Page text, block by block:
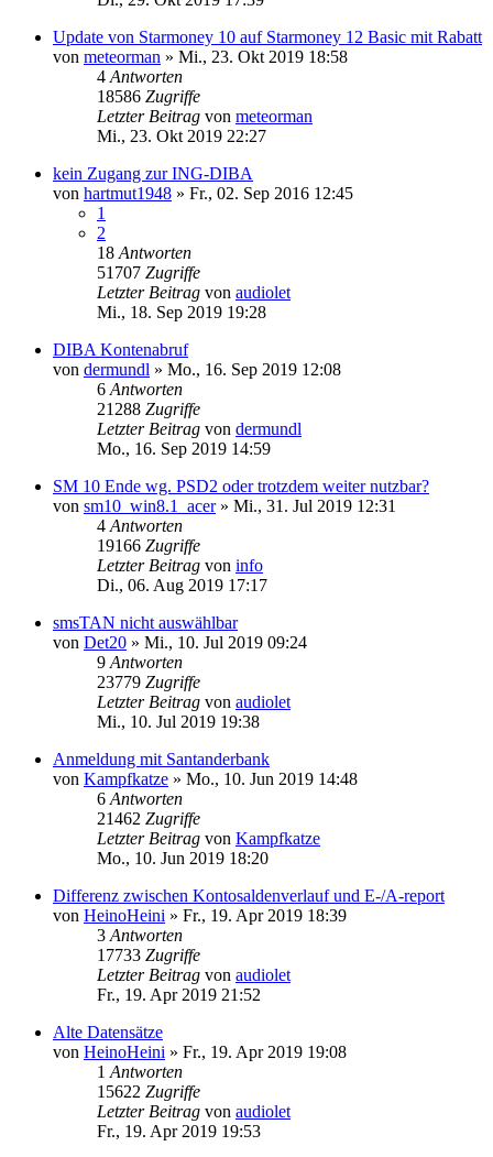
Update von Starmoney 10 auf Starmoney 12 Basic mit Rabatt
von meteorman » Mi., 23. Okt 2019 18:58
4 Antworten
18586 Zugriffe
Letzter Beitrag von meteorman
Mi., 23. Okt 2019 22:27
kein Zugang zur ING-DIBA
von hartmut1948 » Fr., 02. Sep 2016 12:45
1
2
18 Antworten
51707 Zugriffe
Letzter Beitrag von audiolet
Mi., 18. Sep 2019 19:28
DIBA Kontenabruf
von dermundl » Mo., 16. Sep 2019 12:08
6 Antworten
21288 Zugriffe
Letzter Beitrag von dermundl
Mo., 16. Sep 2019 14:59
SM 10 Ende wg. PSD2 oder trotzdem weiter nutzbar?
von sm10_win8.1_acer» Mi., 31. Jul 2019 12:31
4 Antworten
19166 Zugriffe
Letzter Beitrag von info
Di., 06. Aug 2019 17:17
smsTAN nicht auswählbar
von Det20 » Mi., 10. Jul 2019 09:24
9 Antworten
23779 Zugriffe
Letzter Beitrag von audiolet
Mi., 10. Jul 2019 19:38
Anmeldung mit Santanderbank
von Kampfkatze » Mo., 10. Jun 2019 14:48
6 Antworten
21462 Zugriffe
Letzter Beitrag von Kampfkatze
Mo., 10. Jun 2019 18:20
Differenz zwischen Kontosaldenverlauf und E-/A-report
von HeinoHeini » Fr., 19. Apr 2019 18:39
3 Antworten
17733 Zugriffe
Letzter Beitrag von audiolet
Fr., 19. Apr 2019 21:52
Alte Datensätze
von HeinoHeini » Fr., 19. Apr 2019 19:08
1 Antworten
15622 Zugriffe
Letzter Beitrag von audiolet
Fr., 19. Apr 2019 19:53